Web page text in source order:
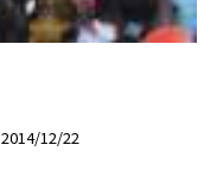
2014/12/22